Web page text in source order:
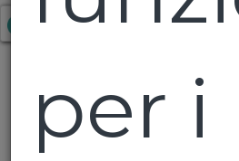
Gutturnio DOC
dei Colli
€ 3,70
per i